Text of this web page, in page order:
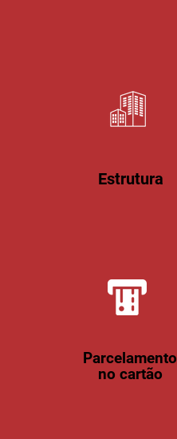
Estrutura
Parcelamento
no cartão